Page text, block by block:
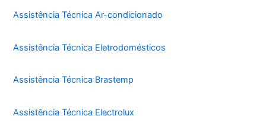
Assistência Técnica Ar-condicionado
Assistência Técnica Eletrodomésticos
Assistência Técnica Brastemp
Assistência Técnica Electrolux